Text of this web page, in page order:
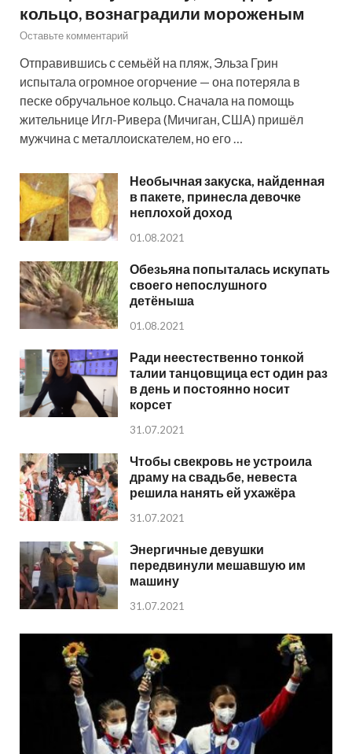
кольцо, вознаградили мороженым
Оставьте комментарий
Отправившись с семьёй на пляж, Эльза Грин
испытала огромное огорчение — она потеряла в
песке обручальное кольцо. Сначала на помощь
жительнице Игл-Ривера (Мичиган, США) пришёл
мужчина с металлоискателем, но его …
Необычная закуска, найденная
в пакете, принесла девочке
неплохой доход
01.08.2021
Обезьяна попыталась искупать
своего непослушного
детёныша
01.08.2021
Ради неестественно тонкой
талии танцовщица ест один раз
в день и постоянно носит
корсет
31.07.2021
Чтобы свекровь не устроила
драму на свадьбе, невеста
решила нанять ей ухажёра
31.07.2021
Энергичные девушки
передвинули мешавшую им
машину
31.07.2021